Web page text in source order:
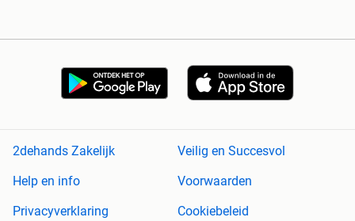
2dehands Zakelijk
Veilig en Succesvol
Help en info
Voorwaarden
Privacyverklaring
Cookiebeleid